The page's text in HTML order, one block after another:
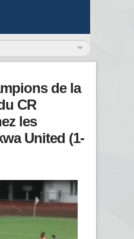
recherche
de la
CR
les
United (1-